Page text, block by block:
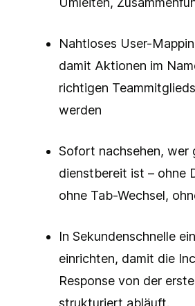
Nahtloses User-
damit Aktionen im
richtigen
werden
Sofort nachsehen, wer
dienstbereit ist – ohne
ohne Tab-Wechsel,
In Sekundenschnelle
einrichten, damit die
Response von der
strukturiert abläuft.